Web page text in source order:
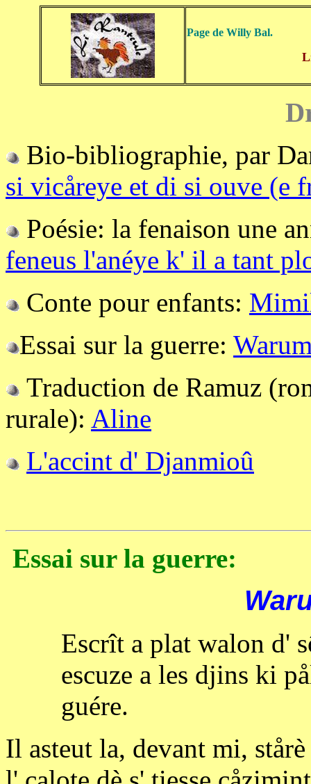
Page de Willy Bal.
Bio-bibliographie, par
si vicåreye et di si ouve (e
Poésie: la fenaison une
feneus l'anéye k' il a tant
Conte pour enfants:
Essai sur la guerre:
Traduction de Ramuz
rurale): Aline
L'accint d' Djanmioû
Essai sur la guerre:
Escrît a plat walon d'
escuze a les djins ki
guére.
Il asteut la, devant mi,